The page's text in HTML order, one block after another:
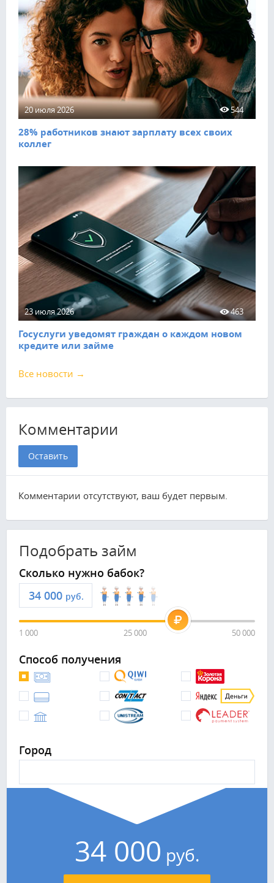
20 июля 2026 544
28% работников знают зарплату всех своих
коллег
23 июля 2026 463
Госуслуги уведомят граждан о каждом новом
кредите или займе
Все новости →
Комментарии
Оставить
Комментарии отсутствуют, ваш будет первым.
Подобрать займ
Сколько нужно бабок?
руб.
1 000 25 000 50 000
Способ получения
Город
34 000 руб.